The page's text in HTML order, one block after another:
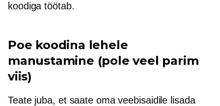
koodiga töötab.
Poe koodina lehele
manustamine (pole veel parim
viis)
Teate juba, et saate oma veebisaidile lisada